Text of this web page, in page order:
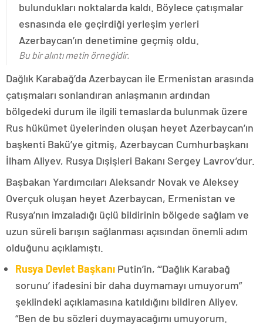
bulundukları noktalarda kaldı. Böylece çatışmalar
esnasında ele geçirdiği yerleşim yerleri
Azerbaycan’ın denetimine geçmiş oldu.
Bu bir alıntı metin örneğidir.
Dağlık Karabağ’da Azerbaycan ile Ermenistan arasında
çatışmaları sonlandıran anlaşmanın ardından
bölgedeki durum ile ilgili temaslarda bulunmak üzere
Rus hükümet üyelerinden oluşan heyet Azerbaycan’ın
başkenti Bakü’ye gitmiş, Azerbaycan Cumhurbaşkanı
İlham Aliyev, Rusya Dışişleri Bakanı Sergey Lavrov’dur.
Başbakan Yardımcıları Aleksandr Novak ve Aleksey
Overçuk oluşan heyet Azerbaycan, Ermenistan ve
Rusya’nın imzaladığı üçlü bildirinin bölgede sağlam ve
uzun süreli barışın sağlanması açısından önemli adım
olduğunu açıklamıştı.
Rusya Devlet Başkanı Putin’in, “‘Dağlık Karabağ
sorunu’ ifadesini bir daha duymamayı umuyorum”
şeklindeki açıklamasına katıldığını bildiren Aliyev,
“Ben de bu sözleri duymayacağımı umuyorum.